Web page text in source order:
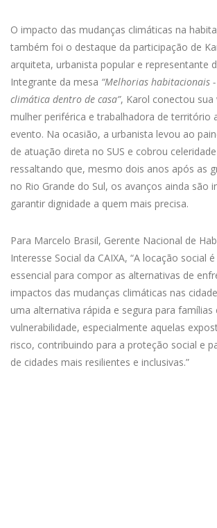
O impacto das mudanças climáticas na
também foi o destaque da participação de
arquiteta, urbanista popular e representante
Integrante da mesa “Melhorias habitacionais
climática dentro de casa”, Karol conectou sua
mulher periférica e trabalhadora de território
evento. Na ocasião, a urbanista levou ao
de atuação direta no SUS e cobrou
ressaltando que, mesmo dois anos após as
no Rio Grande do Sul, os avanços ainda são
garantir dignidade a quem mais precisa.
Para Marcelo Brasil, Gerente Nacional de
Interesse Social da CAIXA, “A locação social
essencial para compor as alternativas de
impactos das mudanças climáticas nas
uma alternativa rápida e segura para famílias
vulnerabilidade, especialmente aquelas
risco, contribuindo para a proteção social e
de cidades mais resilientes e inclusivas.”